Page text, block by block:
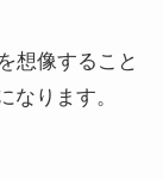
想像すること
なります。